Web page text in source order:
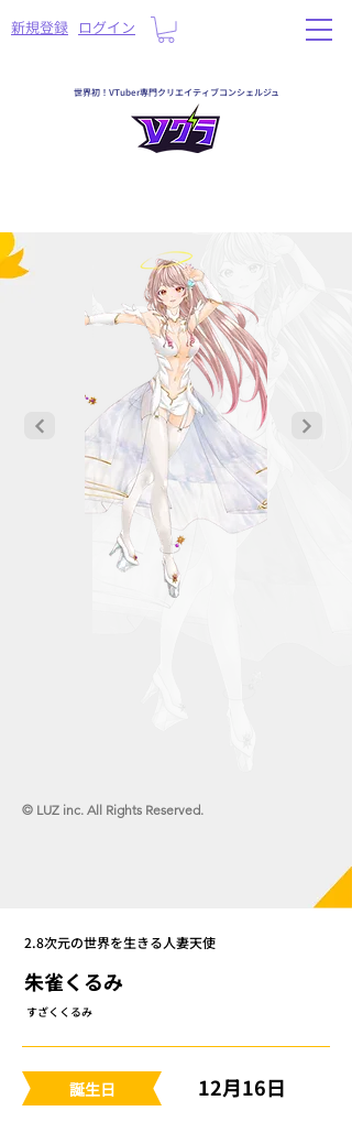
​新規登録 ログイン
世界初！VTuber専門クリエイティブコンシェルジュ
© LUZ inc. All Rights Reserved.
2.8次元の世界を生きる人妻天使
朱雀くるみ
すざくくるみ
​誕生日
12月16日